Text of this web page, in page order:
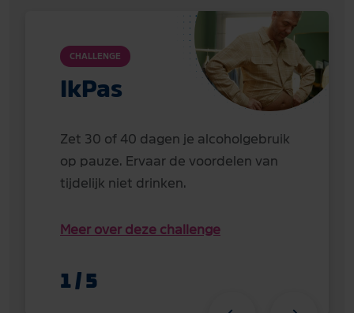
CHALLENGE
IkPas
Zet 30 of 40 dagen je alcoholgebruik
op pauze. Ervaar de voordelen van
tijdelijk niet drinken.
Meer over deze challenge
1 / 5